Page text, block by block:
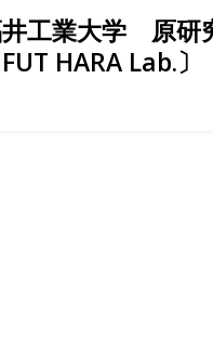
工業大学 原研
FUT HARA Lab.〕